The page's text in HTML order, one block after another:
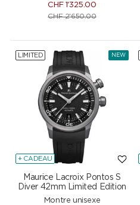
CHF1'325.00
CHF2'650.00
NEW
LIMITED
+ CADEAU
Maurice Lacroix Pontos S
Diver 42mm Limited Edition
Montre unisexe